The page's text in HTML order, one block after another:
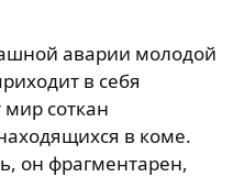
аварии молодой
в себя
соткан
в коме.
он фрагментарен,